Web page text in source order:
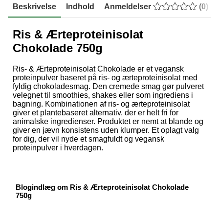
Beskrivelse Indhold Anmeldelser (0)
Ris & Ærteproteinisolat
Chokolade 750g
Ris- & Ærteproteinisolat Chokolade er et vegansk
proteinpulver baseret på ris- og ærteproteinisolat med
fyldig chokoladesmag. Den cremede smag gør pulveret
velegnet til smoothies, shakes eller som ingrediens i
bagning. Kombinationen af ris- og ærteproteinisolat
giver et plantebaseret alternativ, der er helt fri for
animalske ingredienser. Produktet er nemt at blande og
giver en jævn konsistens uden klumper. Et oplagt valg
for dig, der vil nyde et smagfuldt og vegansk
proteinpulver i hverdagen.
Blogindlæg om Ris & Ærteproteinisolat Chokolade
750g